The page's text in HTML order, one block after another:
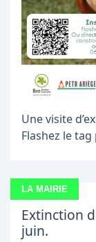
Une visite
Flashez le
LA MAIRIE
Extinction
juin.